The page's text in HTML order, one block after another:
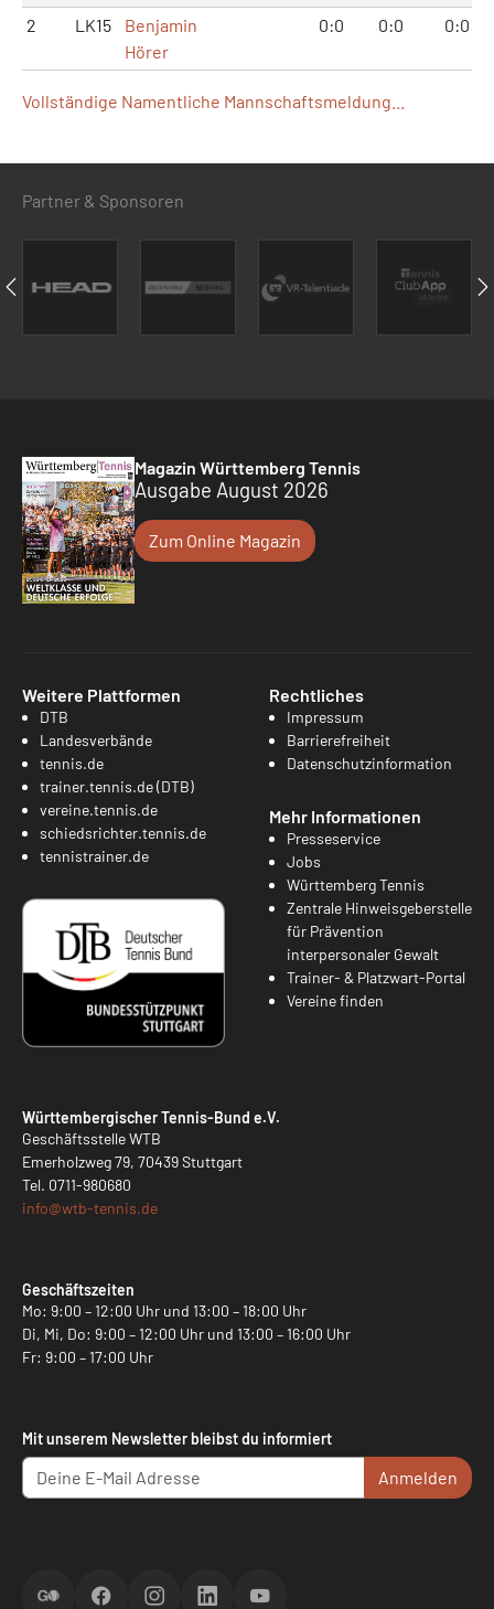
2
LK15
Benjamin
Hörer
0:0 0:0 0:0
Vollständige Namentliche Mannschaftsmeldung...
Partner & Sponsoren
Magazin Württemberg Tennis
Ausgabe August 2026
Zum Online Magazin
Weitere Plattformen
DTB
Landesverbände
tennis.de
trainer.tennis.de (DTB)
vereine.tennis.de
schiedsrichter.tennis.de
tennistrainer.de
Rechtliches
Impressum
Barrierefreiheit
Datenschutzinformation
Mehr Informationen
Presseservice
Jobs
Württemberg Tennis
Zentrale Hinweisgeberstelle
für Prävention
interpersonaler Gewalt
Trainer- & Platzwart-Portal
Vereine finden
Württembergischer Tennis-Bund e.V.
Geschäftsstelle WTB
Emerholzweg 79, 70439 Stuttgart
Tel. 0711-980680
info@wtb-tennis.de
Geschäftszeiten
Mo: 9:00 – 12:00 Uhr und 13:00 – 18:00 Uhr
Di, Mi, Do: 9:00 – 12:00 Uhr und 13:00 – 16:00 Uhr
Fr: 9:00 – 17:00 Uhr
Mit unserem Newsletter bleibst du informiert
Anmelden